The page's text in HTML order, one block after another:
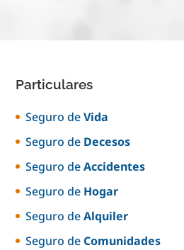
Particulares
Seguro deVida
Seguro de Decesos
Seguro deAccidentes
Seguro de Hogar
Seguro deAlquiler
Seguro deComunidades